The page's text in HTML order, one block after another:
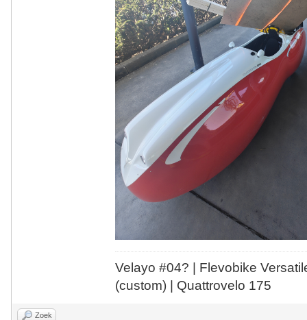
Velayo #04? | Flevobike
(custom) | Quattrovelo 175
Zoek